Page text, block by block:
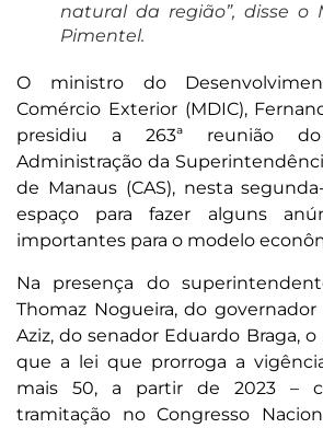
natural da região”, disse o
Pimentel.
O ministro do
Comércio Exterior (MDIC),
presidiu a 263ª reunião
Administração da
de Manaus (CAS), nesta
espaço para fazer alguns
importantes para o modelo
Na presença do
Thomaz Nogueira, do
Aziz, do senador Eduardo Braga,
que a lei que prorroga a
mais 50, a partir de 2023 –
tramitação no Congresso